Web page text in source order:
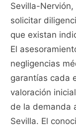
Sevilla-
solicitar
que existan
El
negligencias
garantías cada
valoración
de la demanda
Sevilla. El